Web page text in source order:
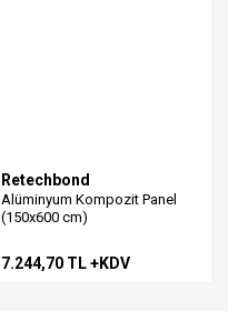
Retechbond
Alüminyum Kompozit Panel
(150x600 cm)
7.244,70 TL +KDV